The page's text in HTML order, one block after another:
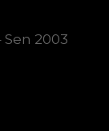
2003